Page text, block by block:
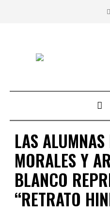
LAS
MORALES Y
BLANCO
“RETRATO